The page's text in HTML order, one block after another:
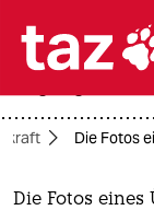
themen
Die Fotos
Die Fotos